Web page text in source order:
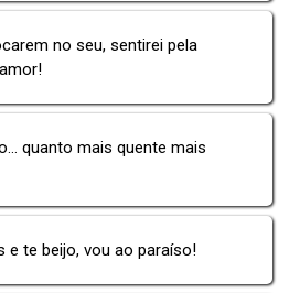
no seu, sentirei pela
quanto mais quente mais
e te beijo, vou ao paraíso!